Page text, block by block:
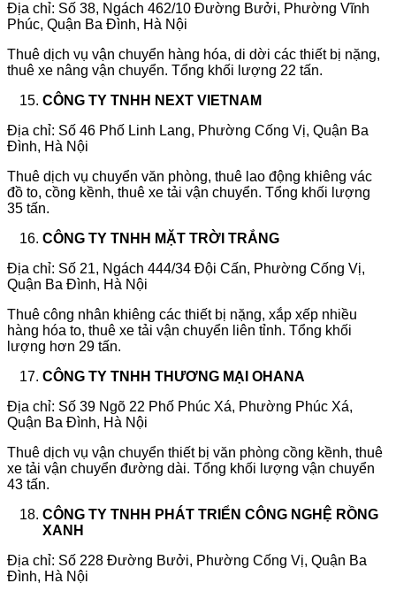
Địa chỉ: Số 38, Ngách 462/10 Đường Bưởi, Phường Vĩnh
Phúc, Quận Ba Đình, Hà Nội
Thuê dịch vụ vận chuyển hàng hóa, di dời các thiết bị nặng,
thuê xe nâng vận chuyển. Tổng khối lượng 22 tấn.
CÔNG TY TNHH NEXT VIETNAM
Địa chỉ: Số 46 Phố Linh Lang, Phường Cống Vị, Quận Ba
Đình, Hà Nội
Thuê dịch vụ chuyển văn phòng, thuê lao động khiêng vác
đồ to, cồng kềnh, thuê xe tải vận chuyển. Tổng khối lượng
35 tấn.
CÔNG TY TNHH MẶT TRỜI TRẮNG
Địa chỉ: Số 21, Ngách 444/34 Đội Cấn, Phường Cống Vị,
Quận Ba Đình, Hà Nội
Thuê công nhân khiêng các thiết bị nặng, xắp xếp nhiều
hàng hóa to, thuê xe tải vận chuyển liên tỉnh. Tổng khối
lượng hơn 29 tấn.
CÔNG TY TNHH THƯƠNG MẠI OHANA
Địa chỉ: Số 39 Ngõ 22 Phố Phúc Xá, Phường Phúc Xá,
Quận Ba Đình, Hà Nội
Thuê dịch vụ vận chuyển thiết bị văn phòng cồng kềnh, thuê
xe tải vận chuyển đường dài. Tổng khối lượng vận chuyển
43 tấn.
CÔNG TY TNHH PHÁT TRIỂN CÔNG NGHỆ RỒNG
XANH
Địa chỉ: Số 228 Đường Bưởi, Phường Cống Vị, Quận Ba
Đình, Hà Nội